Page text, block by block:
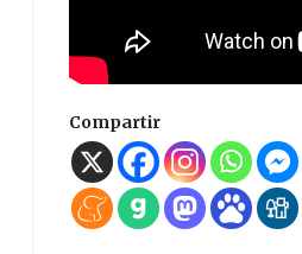
Compartir